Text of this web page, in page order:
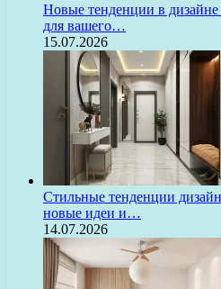
Новые тенденции в
для вашего…
15.07.2026
Стильные тенденции
новые идеи и…
14.07.2026